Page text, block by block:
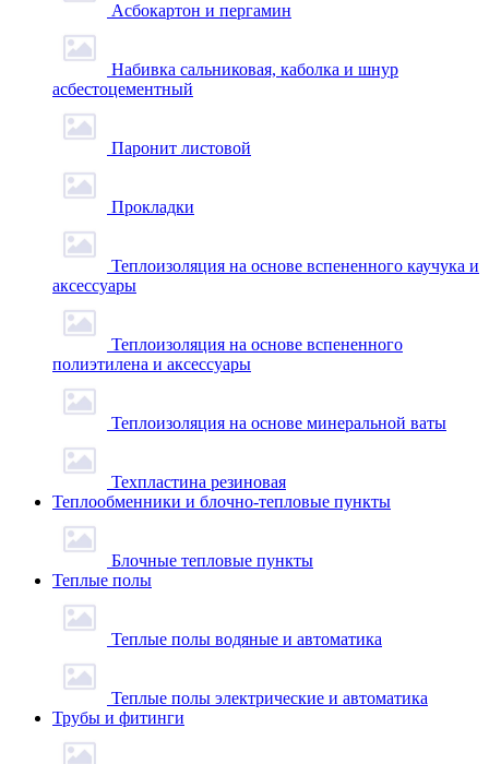
Асбокартон и пергамин
Набивка сальниковая, каболка и шнур
асбестоцементный
Паронит листовой
Прокладки
Теплоизоляция на основе вспененного каучука и
аксессуары
Теплоизоляция на основе вспененного
полиэтилена и аксессуары
Теплоизоляция на основе минеральной ваты
Техпластина резиновая
Теплообменники и блочно-тепловые пункты
Блочные тепловые пункты
Теплые полы
Теплые полы водяные и автоматика
Теплые полы электрические и автоматика
Трубы и фитинги